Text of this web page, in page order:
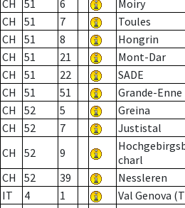
CH 51 6 Moiry
CH
51 7 Toules
CH
51 8 Hongrin
CH
51 21 Mont-Dar
CH
51 22 SADE
CH
51 51 Grande-Enne
CH
52 5 Greina
CH
52 7 Justistal
CH
52 9
charl
CH
52 39 Nessleren
IT
4 1 Val Genova